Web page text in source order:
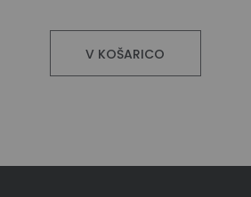
V KOŠARICO